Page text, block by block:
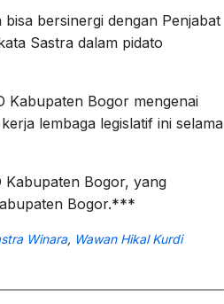
bersinergi dengan Penjabat
Sastra dalam pidato
Kabupaten Bogor mengenai
lembaga legislatif ini selama
Kabupaten Bogor, yang
Bogor.***
Winara, Wawan Hikal Kurdi